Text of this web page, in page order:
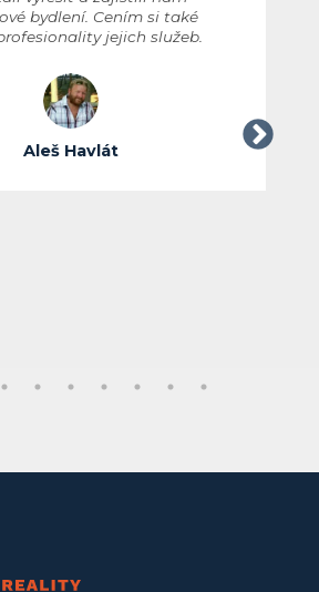
bydlení. Cením si také
jejich služeb.
Aleš Havlát